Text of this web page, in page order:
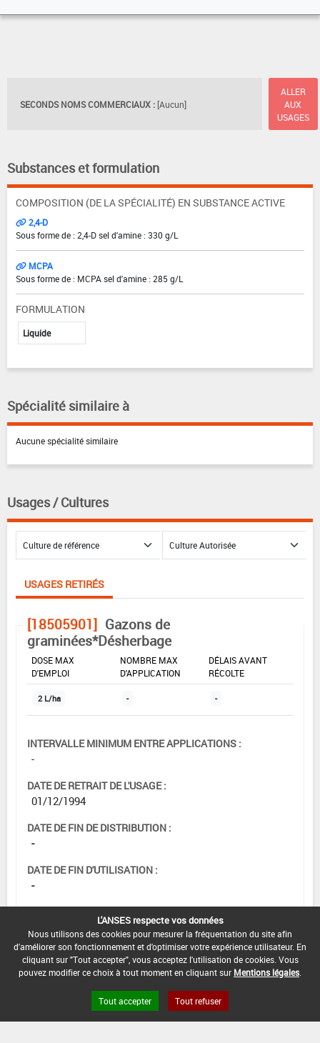
SECONDS NOMS COMMERCIAUX : [Aucun]
ALLER
AUX
USAGES
Substances et formulation
COMPOSITION (DE LA SPÉCIALITÉ) EN SUBSTANCE ACTIVE
2,4-D
Sous forme de : 2,4-D sel d'amine : 330 g/L
MCPA
Sous forme de : MCPA sel d'amine : 285 g/L
FORMULATION
Liquide
Spécialité similaire à
Aucune spécialité similaire
Usages / Cultures
USAGES RETIRÉS
[18505901] Gazons de
graminées*Désherbage
DOSE MAX
D'EMPLOI
NOMBRE MAX
D'APPLICATION
DÉLAIS AVANT
RÉCOLTE
2 L/ha - -
INTERVALLE MINIMUM ENTRE APPLICATIONS :
-
DATE DE RETRAIT DE L'USAGE :
01/12/1994
DATE DE FIN DE DISTRIBUTION :
-
DATE DE FIN D'UTILISATION :
-
L'ANSES respecte vos données
Nous utilisons des cookies pour mesurer la fréquentation du site afin
d'améliorer son fonctionnement et d'optimiser votre expérience utilisateur. En
cliquant sur "Tout accepter", vous acceptez l'utilisation de cookies. Vous
pouvez modifier ce choix à tout moment en cliquant sur Mentions légales
Tout accepter Tout refuser